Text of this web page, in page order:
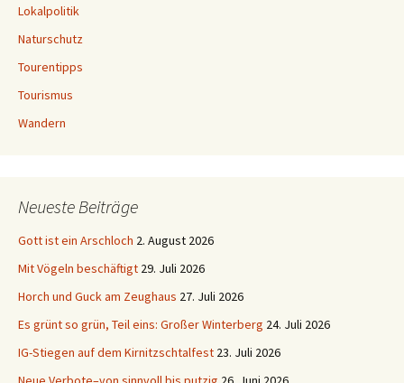
Lokalpolitik
Naturschutz
Tourentipps
Tourismus
Wandern
Neueste Beiträge
Gott ist ein Arschloch 2. August 2026
Mit Vögeln beschäftigt 29. Juli 2026
Horch und Guck am Zeughaus 27. Juli 2026
Es grünt so grün, Teil eins: Großer Winterberg 24. Juli 2026
IG-Stiegen auf dem Kirnitzschtalfest 23. Juli 2026